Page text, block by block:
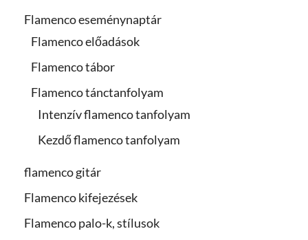
Flamenco eseménynaptár
Flamenco előadások
Flamenco tábor
Flamenco tánctanfolyam
Intenzív flamenco tanfolyam
Kezdő flamenco tanfolyam
flamenco gitár
Flamenco kifejezések
Flamenco palo-k, stílusok